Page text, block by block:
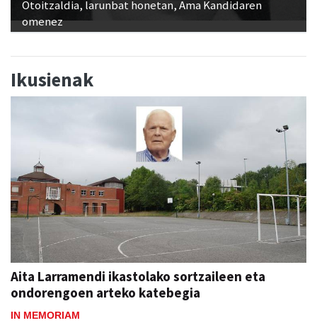
Otoitzaldia, larunbat honetan, Ama Kandidaren
omenez
Ikusienak
Aita Larramendi ikastolako sortzaileen eta
ondorengoen arteko katebegia
IN MEMORIAM